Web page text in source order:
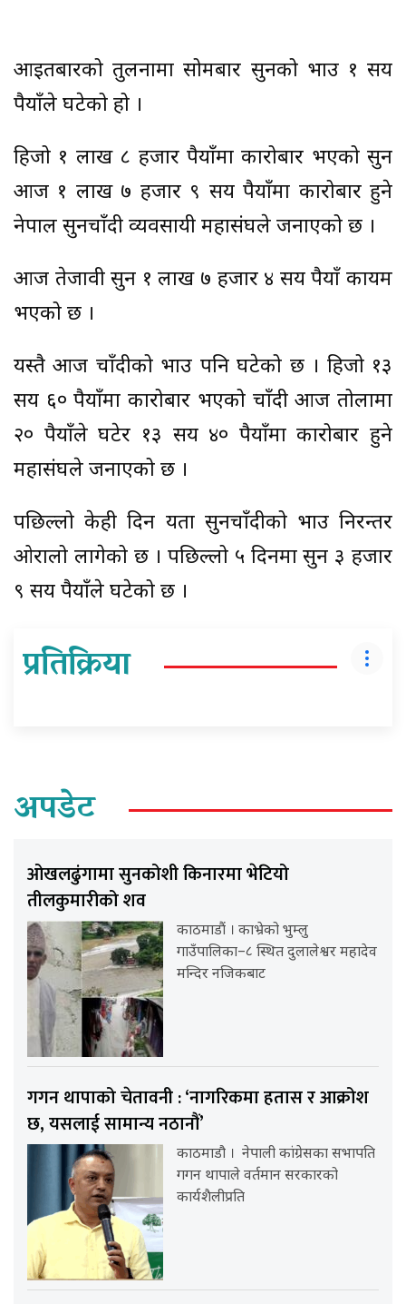
आइतबारको तुलनामा सोमबार सुनको भाउ १ सय
रुपैयाँले घटेको हो ।
हिजो १ लाख ८ हजार रुपैयाँमा कारोबार भएको सुन
आज १ लाख ७ हजार ९ सय रुपैयाँमा कारोबार हुने
नेपाल सुनचाँदी व्यवसायी महासंघले जनाएको छ ।
आज तेजावी सुन १ लाख ७ हजार ४ सय रुपैयाँ कायम
भएको छ ।
यस्तै आज चाँदीको भाउ पनि घटेको छ । हिजो १३
सय ६० रुपैयाँमा कारोबार भएको चाँदी आज तोलामा
२० रुपैयाँले घटेर १३ सय ४० रुपैयाँमा कारोबार हुने
महासंघले जनाएको छ ।
पछिल्लो केही दिन यता सुनचाँदीको भाउ निरन्तर
ओरालो लागेको छ । पछिल्लो ५ दिनमा सुन ३ हजार
९ सय रुपैयाँले घटेको छ ।
प्रतिक्रिया
अपडेट
ओखलढुंगामा सुनकोशी किनारमा भेटियो
तीलकुमारीको शव
काठमाडौं । काभ्रेको भुम्लु
गाउँपालिका–८ स्थित दुलालेश्वर महादेव
मन्दिर नजिकबाट
गगन थापाको चेतावनी : ‘नागरिकमा हतास र आक्रोश
छ, यसलाई सामान्य नठानौं’
काठमाडौ । नेपाली कांग्रेसका सभापति
गगन थापाले वर्तमान सरकारको
कार्यशैलीप्रति